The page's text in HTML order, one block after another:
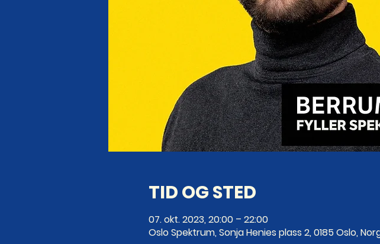
TID OG STED
07. okt. 2023, 20:00 – 22:00
Oslo Spektrum, Sonja Henies plass 2, 0185 Oslo,